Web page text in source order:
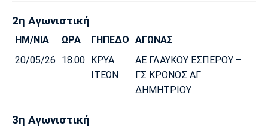
2η Αγωνιστική
ΗΜ/ΝΙΑ ΩΡΑ ΓΗΠΕΔΟ ΑΓΩΝΑΣ
20/05/26
18.00
ΚΡΥΑ
ΙΤΕΩΝ
ΑΕ ΓΛΑΥΚΟΥ ΕΣΠΕΡΟΥ –
ΓΣ ΚΡΟΝΟΣ ΑΓ.
ΔΗΜΗΤΡΙΟΥ
3η Αγωνιστική